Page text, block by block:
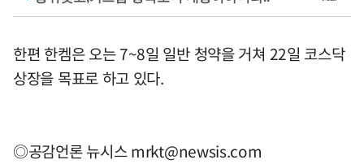
한편 한켐은 오는 7~8일 일반 청약을 거쳐 22일 코스닥
상장을 목표로 하고 있다.
◎공감언론 뉴시스mrkt@newsis.com